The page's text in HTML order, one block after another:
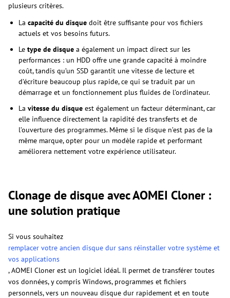
plusieurs critères.
La capacité du disque doit être suffisante pour vos fichiers
actuels et vos besoins futurs.
Le type de disque a également un impact direct sur les
performances : un HDD offre une grande capacité à moindre
coût, tandis qu’un SSD garantit une vitesse de lecture et
d’écriture beaucoup plus rapide, ce qui se traduit par un
démarrage et un fonctionnement plus fluides de l’ordinateur.
La vitesse du disque est également un facteur déterminant, car
elle influence directement la rapidité des transferts et de
l’ouverture des programmes. Même si le disque n’est pas de la
même marque, opter pour un modèle rapide et performant
améliorera nettement votre expérience utilisateur.
Clonage de disque avec AOMEI Cloner :
une solution pratique
Si vous souhaitez
remplacer votre ancien disque dur sans réinstaller votre système et
vos applications
, AOMEI Cloner est un logiciel idéal. Il permet de transférer toutes
vos données, y compris Windows, programmes et fichiers
personnels, vers un nouveau disque dur rapidement et en toute